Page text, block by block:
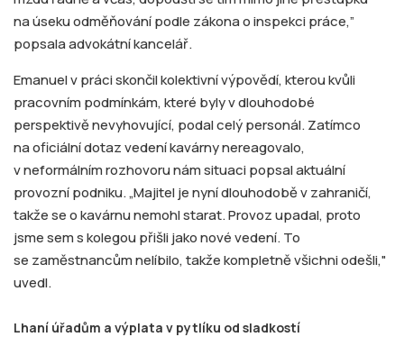
na úseku odměňování podle zákona o inspekci práce,”
popsala advokátní kancelář.
Emanuel v práci skončil kolektivní výpovědí, kterou kvůli
pracovním podmínkám, které byly v dlouhodobé
perspektivě nevyhovující, podal celý personál. Zatímco
na oficiální dotaz vedení kavárny nereagovalo,
v neformálním rozhovoru nám situaci popsal aktuální
provozní podniku. „Majitel je nyní dlouhodobě v zahraničí,
takže se o kavárnu nemohl starat. Provoz upadal, proto
jsme sem s kolegou přišli jako nové vedení. To
se zaměstnancům nelíbilo, takže kompletně všichni odešli,"
uvedl.
Lhaní úřadům a výplata v pytlíku od sladkostí